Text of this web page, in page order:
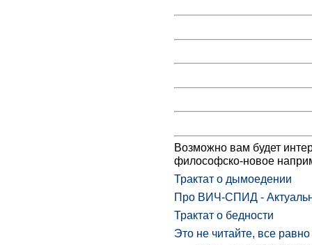
Bозможно вам будет
философско-новое
Трактат о дымоедении
Про ВИЧ-СПИД -
Трактат о бедности
Это не читайте, все